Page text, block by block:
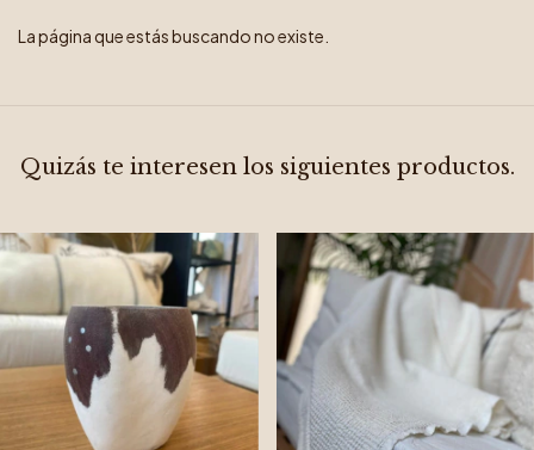
La página que estás buscando no existe.
Quizás te interesen los siguientes productos.